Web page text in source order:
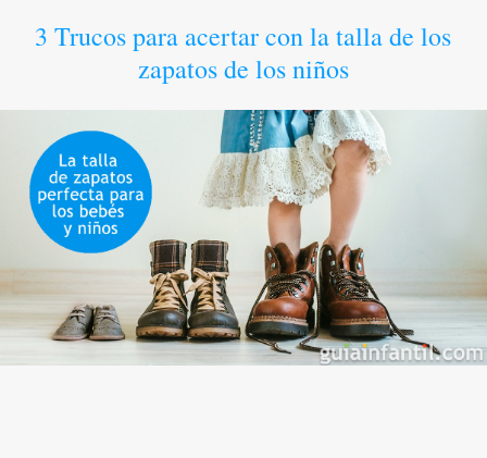
3 Trucos para acertar con la talla de los
zapatos de los niños